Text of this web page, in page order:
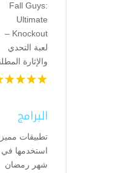
Fall Guys:
Ultimate
Knockout –
لعبة التحدي
والإثارة
البرامج
تطبيقات
استخدمها في
شهر رمضان